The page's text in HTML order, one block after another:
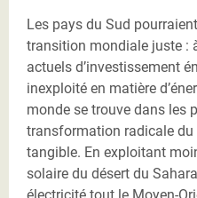
Les pays du Sud
transition mondiale juste :
actuels d’investissement
inexploité en matière
monde se trouve dans les
transformation radicale du
tangible. En exploitant
solaire du désert du